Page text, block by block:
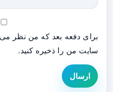
برای دفعه بعد که من نظر
سایت من را ذخیره کنید.
ارسال